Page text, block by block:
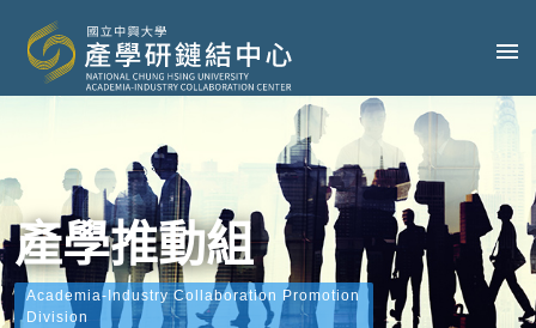
產學推動組
Academia-Industry Collaboration Promotion
Division